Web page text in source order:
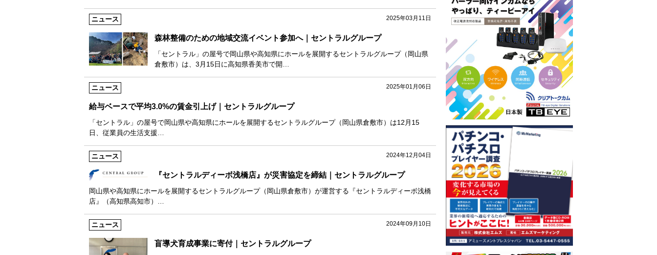
2025年03月11日
ニュース
森林整備のための地域交流イベント参加へ｜セントラルグループ
「セントラル」の屋号で岡山県や高知県にホールを展開するセントラルグループ（岡山県
倉敷市）は、3月15日に高知県香美市で開…
2025年01月06日
ニュース
給与ベースで平均3.0%の賃金引上げ｜セントラルグループ
「セントラル」の屋号で岡山県や高知県にホールを展開するセントラルグループ（岡山県倉敷市）は12月15
日、従業員の生活支援…
2024年12月04日
ニュース
『セントラルディーボ浅橋店』が災害協定を締結｜セントラルグループ
岡山県や高知県にホールを展開するセントラルグループ（岡山県倉敷市）が運営する『セントラルディーボ浅橋
店』（高知県高知市）…
2024年09月10日
ニュース
盲導犬育成事業に寄付｜セントラルグループ